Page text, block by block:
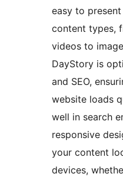
easy to
content types,
videos to
DayStory is
and SEO,
website loads
well in search
responsive
your content
devices,